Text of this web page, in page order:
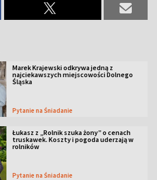
Marek Krajewski odkrywa jedną z
najciekawszych miejscowości Dolnego
Śląska
Pytanie na Śniadanie
Łukasz z „Rolnik szuka żony” o cenach
truskawek. Koszty i pogoda uderzają w
rolników
Pytanie na Śniadanie